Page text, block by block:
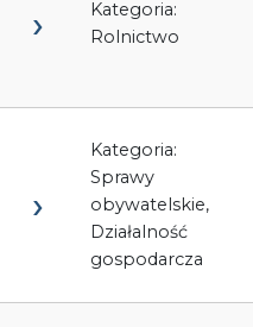
Kategoria:
Rolnictwo
Kategoria:
Sprawy
obywatelskie,
Działalność
gospodarcza